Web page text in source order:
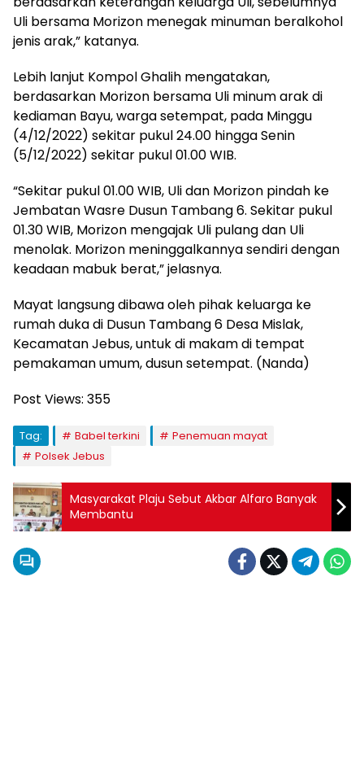
Uli bersama Morizon menegak minuman beralkohol
jenis arak,” katanya.
Lebih lanjut Kompol Ghalih mengatakan,
berdasarkan Morizon bersama Uli minum arak di
kediaman Bayu, warga setempat, pada Minggu
(4/12/2022) sekitar pukul 24.00 hingga Senin
(5/12/2022) sekitar pukul 01.00 WIB.
“Sekitar pukul 01.00 WIB, Uli dan Morizon pindah ke
Jembatan Wasre Dusun Tambang 6. Sekitar pukul
01.30 WIB, Morizon mengajak Uli pulang dan Uli
menolak. Morizon meninggalkannya sendiri dengan
keadaan mabuk berat,” jelasnya.
Mayat langsung dibawa oleh pihak keluarga ke
rumah duka di Dusun Tambang 6 Desa Mislak,
Kecamatan Jebus, untuk di makam di tempat
pemakaman umum, dusun setempat. (Nanda)
Post Views: 355
Tag: Babel terkini
Penemuan mayat
Polsek Jebus
Masyarakat Plaju Sebut Akbar Alfaro Banyak
Membantu